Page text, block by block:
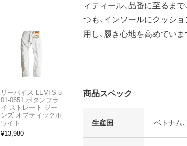
ィティール、品番に至るま
つも、インソールにクッシ
用し、履き心地を高めてい
商品スペック
生産国 ベトナム
リーバイス LEVI’S 5
01-0651 ボタンフラ
イ ストレート ジー
ンズ オプティックホ
ワイト
¥13,980